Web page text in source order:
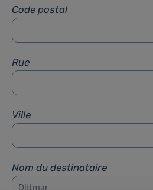
Code postal
Rue
Ville
Nom du destinataire